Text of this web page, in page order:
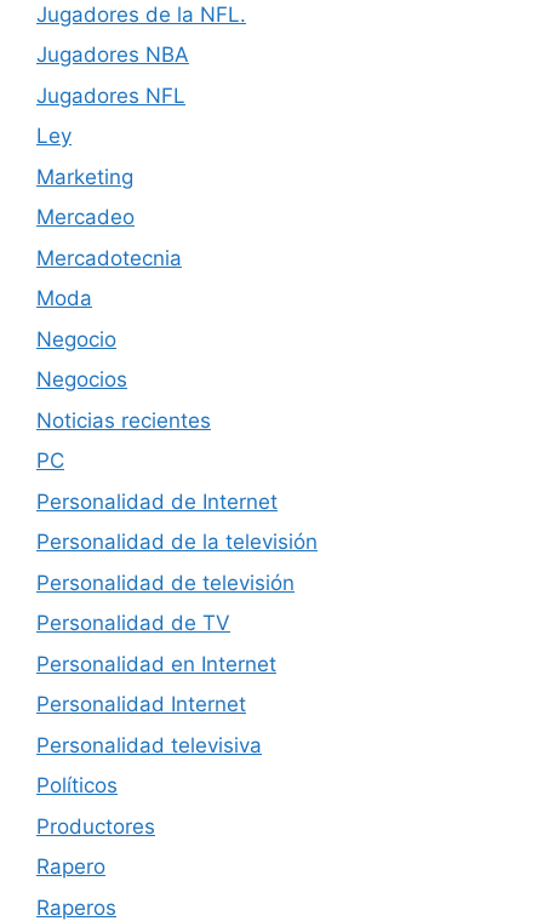
Jugadores de la NFL.
Jugadores NBA
Jugadores NFL
Ley
Marketing
Mercadeo
Mercadotecnia
Moda
Negocio
Negocios
Noticias recientes
PC
Personalidad de Internet
Personalidad de la televisión
Personalidad de televisión
Personalidad de TV
Personalidad en Internet
Personalidad Internet
Personalidad televisiva
Políticos
Productores
Rapero
Raperos